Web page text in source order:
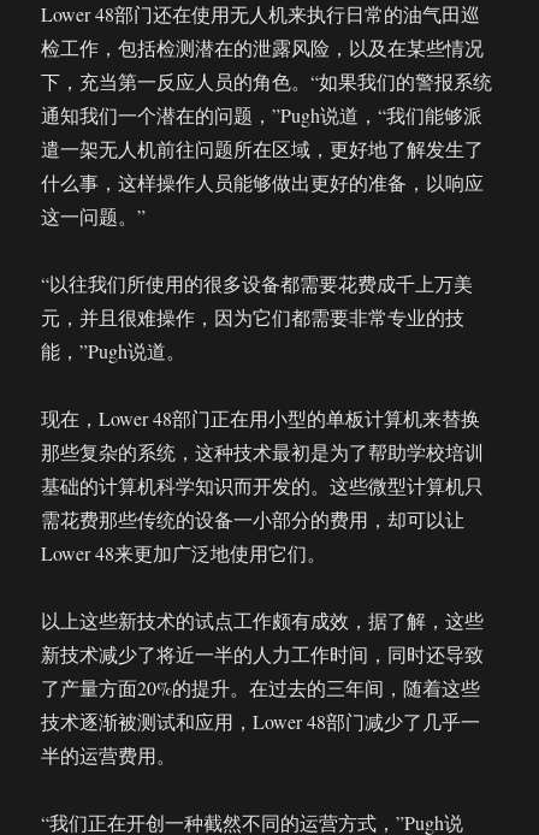
Lower 48部门还在使用无人机来执行日常的油气田巡
检工作，包括检测潜在的泄露风险，以及在某些情况
下，充当第一反应人员的角色。“如果我们的警报系统
通知我们一个潜在的问题，”Pugh说道，“我们能够派
遣一架无人机前往问题所在区域，更好地了解发生了
什么事，这样操作人员能够做出更好的准备，以响应
这一问题。”
“以往我们所使用的很多设备都需要花费成千上万美
元，并且很难操作，因为它们都需要非常专业的技
能，”Pugh说道。
现在，Lower 48部门正在用小型的单板计算机来替换
那些复杂的系统，这种技术最初是为了帮助学校培训
基础的计算机科学知识而开发的。这些微型计算机只
需花费那些传统的设备一小部分的费用，却可以让
Lower 48来更加广泛地使用它们。
以上这些新技术的试点工作颇有成效，据了解，这些
新技术减少了将近一半的人力工作时间，同时还导致
了产量方面20%的提升。在过去的三年间，随着这些
技术逐渐被测试和应用，Lower 48部门减少了几乎一
半的运营费用。
“我们正在开创一种截然不同的运营方式，”Pugh说